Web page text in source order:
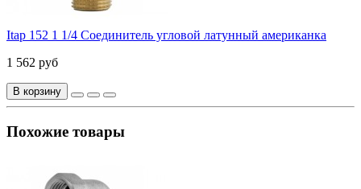
Itap 152 1 1/4 Соединитель угловой латунный американка
1 562 руб
В корзину
Похожие товары